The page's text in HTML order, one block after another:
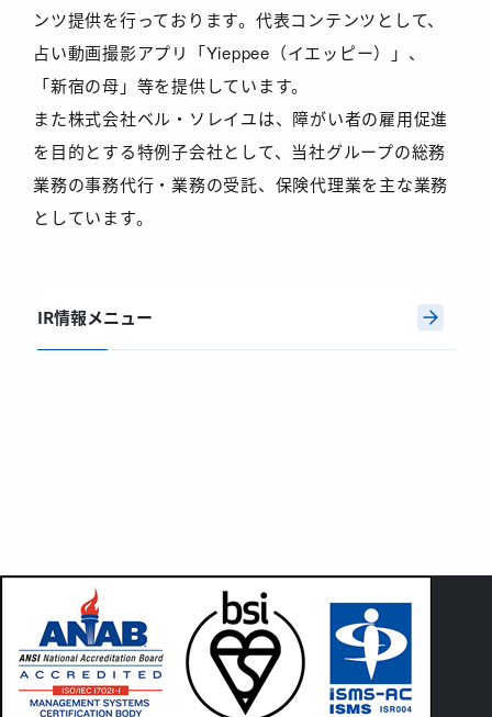
IR情報メニュー
ンツ提供を行っております。代表コンテンツとして、
占い動画撮影アプリ「Yieppee（イエッピー）」、
「新宿の母」等を提供しています。
また株式会社ベル・ソレイユは、障がい者の雇用促進
を目的とする特例子会社として、当社グループの総務
業務の事務代行・業務の受託、保険代理業を主な業務
としています。